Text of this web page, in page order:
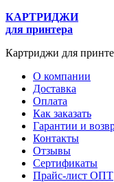
КАРТРИДЖИ
для принтера
Картриджи для
О компании
Доставка
Оплата
Как заказать
Гарантии и
Контакты
Отзывы
Сертификаты
Прайс-лист ОПТ